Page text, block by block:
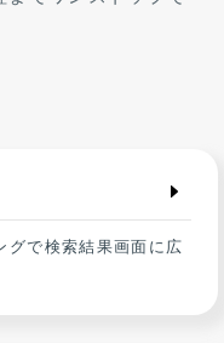
グで検索結果画面に広